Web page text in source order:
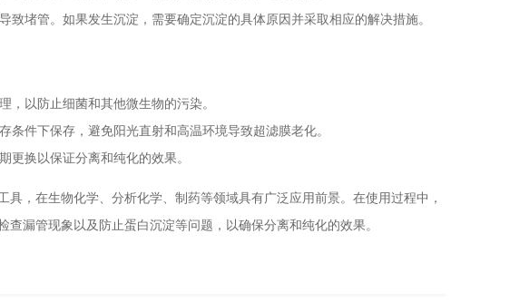
致堵管。如果发生沉淀，需要确定沉淀的具体原因并采取相应的解决措施。
，以防止细菌和其他微生物的污染。
条件下保存，避免阳光直射和高温环境导致超滤膜老化。
更换以保证分离和纯化的效果。
，在生物化学、分析化学、制药等领域具有广泛应用前景。在使用过程中，
漏管现象以及防止蛋白沉淀等问题，以确保分离和纯化的效果。